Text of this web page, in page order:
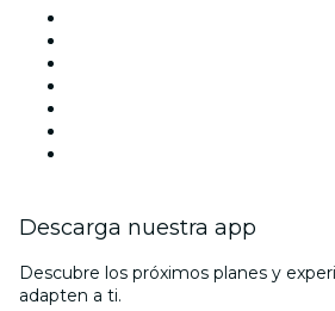
Descarga nuestra app
Descubre los próximos planes y
adapten a ti.